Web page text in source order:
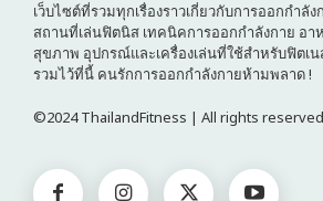
เว็บไซต์ที่รวมทุกเรื่องราวเกี่ยวกับการออกกำลั
สถานที่เล่นฟิตนิส เทคนิคการออกกำลังกาย อา
สุขภาพ อุปกรณ์และเครื่องเล่นที่ใช้สำหรับฟิตเ
รวมไว้ที่นี้ คนรักการออกกำลังกายห้ามพลาด !
©2024 ThailandFitness | All rights reserved